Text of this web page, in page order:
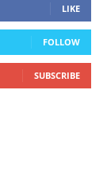
LIKE
FOLLOW
SUBSCRIBE